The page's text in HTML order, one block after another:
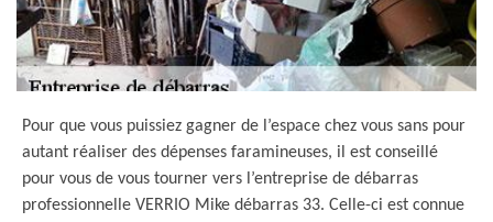
Pour que vous puissiez gagner de l’espace chez vous sans pour
autant réaliser des dépenses faramineuses, il est conseillé
pour vous de vous tourner vers l’entreprise de débarras
professionnelle VERRIO Mike débarras 33. Celle-ci est connue